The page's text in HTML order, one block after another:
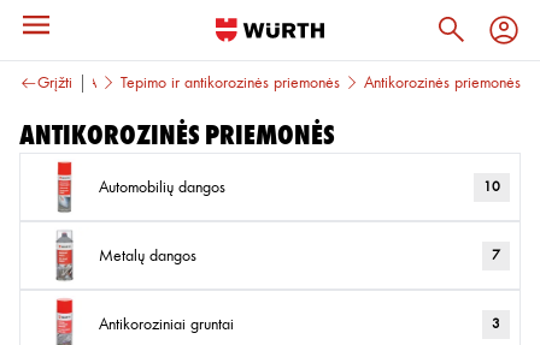
Grįžti
CHEMIJA Tepimo ir antikorozinės priemonės Antikorozinės priemonės
Antikorozinės priemonės
Automobilių dangos 10
Metalų dangos 7
Antikoroziniai gruntai 3